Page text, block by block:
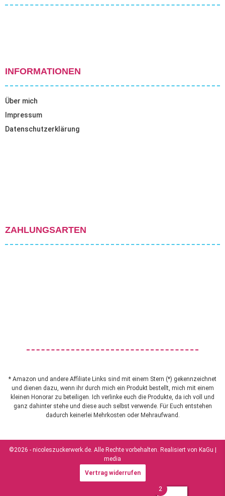
INFORMATIONEN
Über mich
Impressum
Datenschutzerklärung
ZAHLUNGSARTEN
* Amazon und andere Affiliate Links sind mit einem Stern (*) gekennzeichnet
und dienen dazu, wenn ihr durch mich ein Produkt bestellt, mich mit einem
kleinen Honorar zu beteiligen. Ich verlinke euch die Produkte, da ich voll und
ganz dahinter stehe und diese auch selbst verwende. Für Euch entstehen
dadurch keinerlei Mehrkosten oder Mehraufwand.
©2026 - nicoleszuckerwerk.de. Alle Rechte vorbehalten. Realisiert von KaGu |
media
Vertrag widerrufen
2